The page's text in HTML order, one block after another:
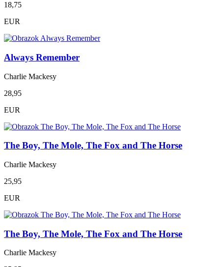
18,75
EUR
Always Remember
Charlie Mackesy
28,95
EUR
The Boy, The Mole, The Fox and The Horse
Charlie Mackesy
25,95
EUR
The Boy, The Mole, The Fox and The Horse
Charlie Mackesy